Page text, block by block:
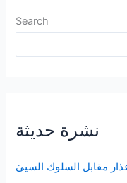
Search
نشرة حديثة